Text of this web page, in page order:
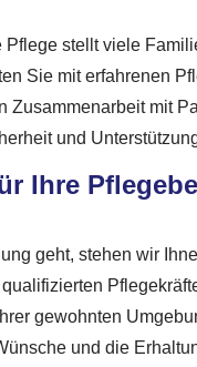
stellt viele
Sie mit erfahrenen
Zusammenarbeit mit
und
Ihre
geht, stehen wir
gewohnten
und die